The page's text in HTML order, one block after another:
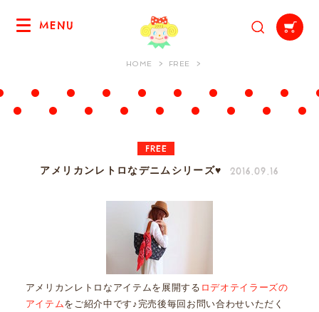
MENU
HOME FREE
FREE
アメリカンレトロなデニムシリーズ♥ 2016.09.16
アメリカンレトロなアイテムを展開する ロデオテイラーズの
アイテムをご紹介中です♪完売後毎回お問い合わせいただく